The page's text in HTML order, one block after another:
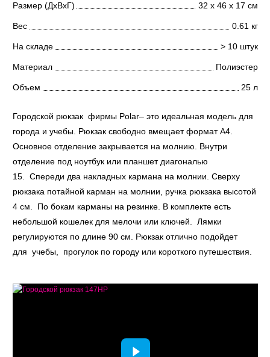
Размер (ДхВхГ) 32 х 46 х 17 см
Вес 0.61 кг
На складе > 10 штук
Материал Полиэстер
Объем 25 л
Городской рюкзак фирмы Polar– это идеальная модель для
города и учебы. Рюкзак свободно вмещает формат А4.
Основное отделение закрывается на молнию. Внутри
отделение под ноутбук или планшет диагональю
15. Спереди два накладных кармана на молнии. Сверху
рюкзака потайной карман на молнии, ручка рюкзака высотой
4 см. По бокам карманы на резинке. В комплекте есть
небольшой кошелек для мелочи или ключей. Лямки
регулируются по длине 90 см. Рюкзак отлично подойдет
для учебы, прогулок по городу или короткого путешествия.